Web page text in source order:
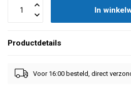
In
Productdetails
Voor 16:00 besteld, direct